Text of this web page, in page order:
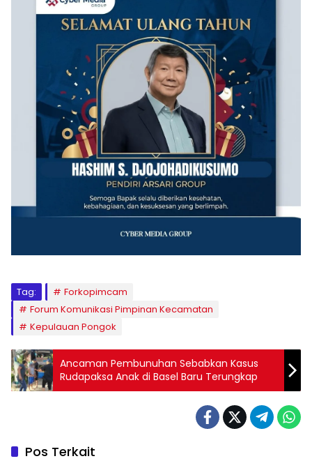
Tag:
Forkopimcam
Forum Komunikasi Pimpinan Kecamatan
Kepulauan Pongok
Ancaman Pembunuhan Sebabkan Kasus
Rudapaksa Anak di Basel Baru Terungkap
Pos Terkait